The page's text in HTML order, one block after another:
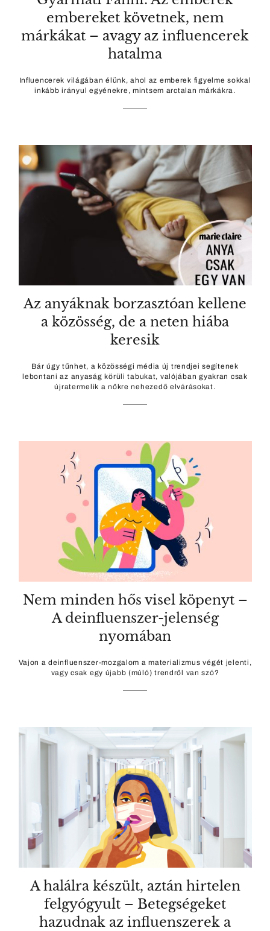
embereket követnek, nem
márkákat – avagy az influencerek
hatalma
Influencerek világában élünk, ahol az emberek figyelme sokkal
inkább irányul egyénekre, mintsem arctalan márkákra.
Az anyáknak borzasztóan kellene
a közösség, de a neten hiába
keresik
Bár úgy tűnhet, a közösségi média új trendjei segítenek
lebontani az anyaság körüli tabukat, valójában gyakran csak
újratermelik a nőkre nehezedő elvárásokat.
Nem minden hős visel köpenyt –
A deinfluenszer-jelenség
nyomában
Vajon a deinfluenszer-mozgalom a materializmus végét jelenti,
vagy csak egy újabb (múló) trendről van szó?
A halálra készült, aztán hirtelen
felgyógyult – Betegségeket
hazudnak az influenszerek a